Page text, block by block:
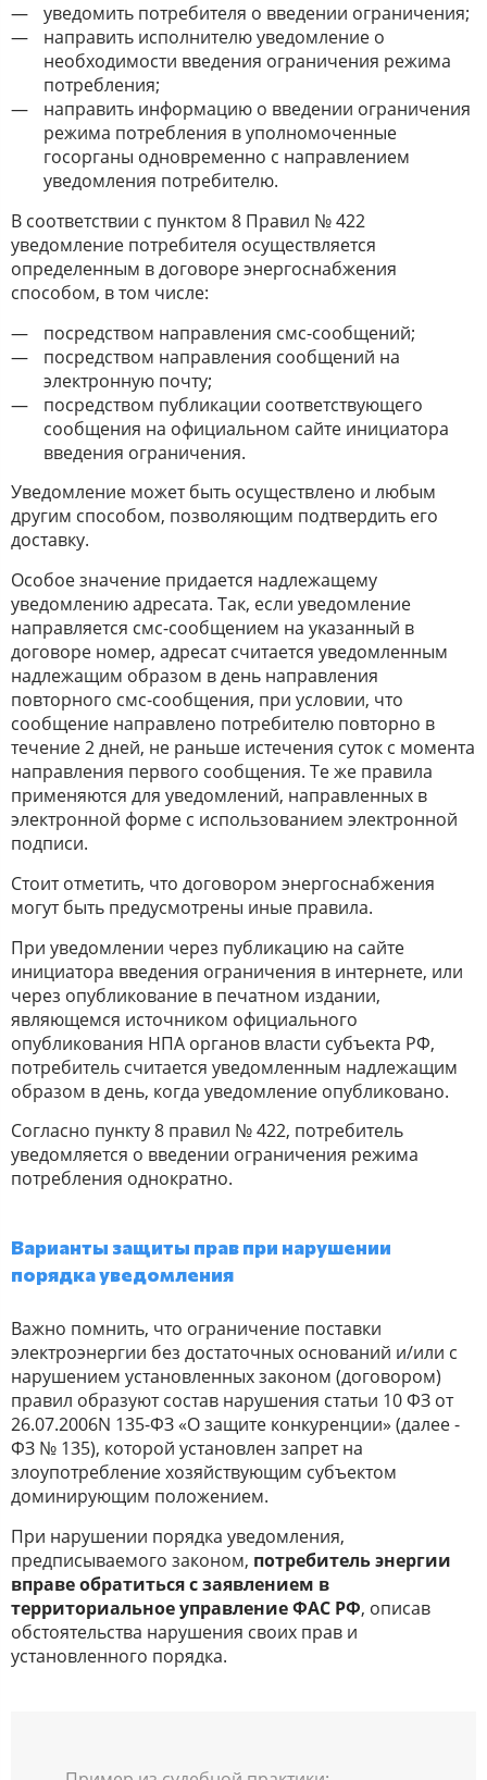
уведомить потребителя о введении ограничения;
направить исполнителю уведомление о
необходимости введения ограничения режима
потребления;
направить информацию о введении ограничения
режима потребления в уполномоченные
госорганы одновременно с направлением
уведомления потребителю.
В соответствии с пунктом 8 Правил № 422
уведомление потребителя осуществляется
определенным в договоре энергоснабжения
способом, в том числе:
посредством направления смс-сообщений;
посредством направления сообщений на
электронную почту;
посредством публикации соответствующего
сообщения на официальном сайте инициатора
введения ограничения.
Уведомление может быть осуществлено и любым
другим способом, позволяющим подтвердить его
доставку.
Особое значение придается надлежащему
уведомлению адресата. Так, если уведомление
направляется смс-сообщением на указанный в
договоре номер, адресат считается уведомленным
надлежащим образом в день направления
повторного смс-сообщения, при условии, что
сообщение направлено потребителю повторно в
течение 2 дней, не раньше истечения суток с момента
направления первого сообщения. Те же правила
применяются для уведомлений, направленных в
электронной форме с использованием электронной
подписи.
Стоит отметить, что договором энергоснабжения
могут быть предусмотрены иные правила.
При уведомлении через публикацию на сайте
инициатора введения ограничения в интернете, или
через опубликование в печатном издании,
являющемся источником официального
опубликования НПА органов власти субъекта РФ,
потребитель считается уведомленным надлежащим
образом в день, когда уведомление опубликовано.
Согласно пункту 8 правил № 422, потребитель
уведомляется о введении ограничения режима
потребления однократно.
Варианты защиты прав при нарушении
порядка уведомления
Важно помнить, что ограничение поставки
электроэнергии без достаточных оснований и/или с
нарушением установленных законом (договором)
правил образуют состав нарушения статьи 10 ФЗ от
26.07.2006N 135-ФЗ «О защите конкуренции» (далее -
ФЗ № 135), которой установлен запрет на
злоупотребление хозяйствующим субъектом
доминирующим положением.
При нарушении порядка уведомления,
предписываемого законом, потребитель энергии
вправе обратиться с заявлением в
территориальное управление ФАС РФ, описав
обстоятельства нарушения своих прав и
установленного порядка.